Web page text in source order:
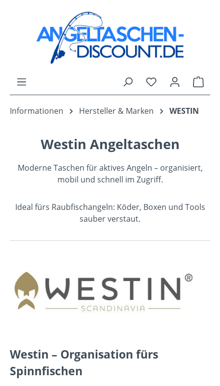
Zum Hauptinhalt springen
Du hast 0
Informationen Hersteller & Marken WESTIN
Westin Angeltaschen
Moderne Taschen für aktives Angeln – organisiert,
mobil und schnell im Zugriff.
Ideal fürs Raubfischangeln: Köder, Boxen und Tools
sauber verstaut.
Westin – Organisation fürs
Spinnfischen